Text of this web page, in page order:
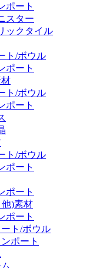
ポート
スター
ックタイル
ト/ボウル
ポート
ト/ボウル
ポート
ト/ボウル
ポート
ポート
)素材
ポート
ト/ボウル
ポート